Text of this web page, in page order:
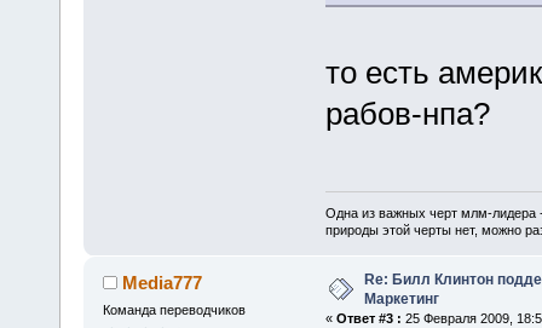
то есть
рабов-нпа?
Одна из важных черт млм-лидера
природы этой черты нет, можно
Media777
Команда переводчиков
Re: Билл Клинтон
Маркетинг
« Ответ #3 : 25 Февраля 2009,